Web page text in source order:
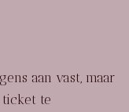
aan vast, maar
ticket te